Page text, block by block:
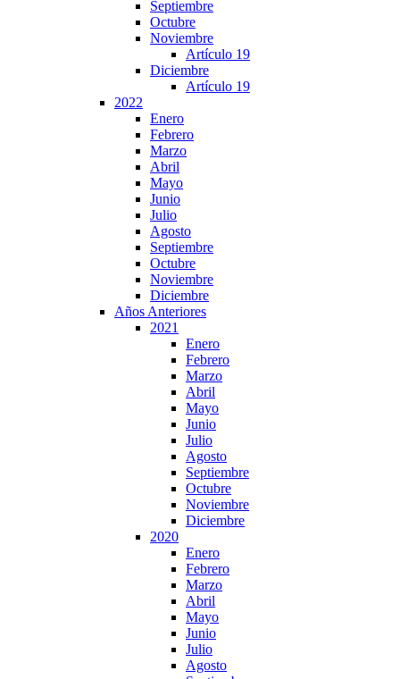
Septiembre
Octubre
Noviembre
Artículo 19
Diciembre
Artículo 19
2022
Enero
Febrero
Marzo
Abril
Mayo
Junio
Julio
Agosto
Septiembre
Octubre
Noviembre
Diciembre
Años Anteriores
2021
Enero
Febrero
Marzo
Abril
Mayo
Junio
Julio
Agosto
Septiembre
Octubre
Noviembre
Diciembre
2020
Enero
Febrero
Marzo
Abril
Mayo
Junio
Julio
Agosto